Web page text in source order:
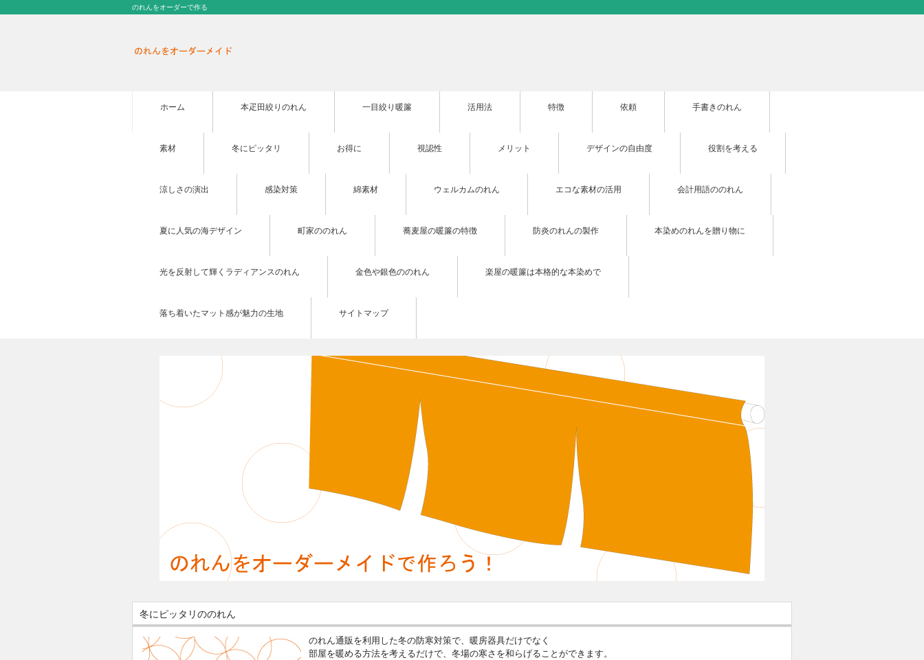
のれんをオーダーで作る
ホーム 本疋田絞りのれん 一目絞り暖簾 活用法 特徴 依頼 手書きのれん
素材 冬にピッタリ お得に 視認性 メリット デザインの自由度 役割を考える
涼しさの演出 感染対策 綿素材 ウェルカムのれん エコな素材の活用 会計用語ののれん
夏に人気の海デザイン 町家ののれん 蕎麦屋の暖簾の特徴 防炎のれんの製作 本染めのれんを贈り物に
光を反射して輝くラディアンスのれん 金色や銀色ののれん 楽屋の暖簾は本格的な本染めで
落ち着いたマット感が魅力の生地 サイトマップ
冬にピッタリののれん
のれん通販を利用した冬の防寒対策で、暖房器具だけでなく
部屋を暖める方法を考えるだけで、冬場の寒さを和らげることができます。